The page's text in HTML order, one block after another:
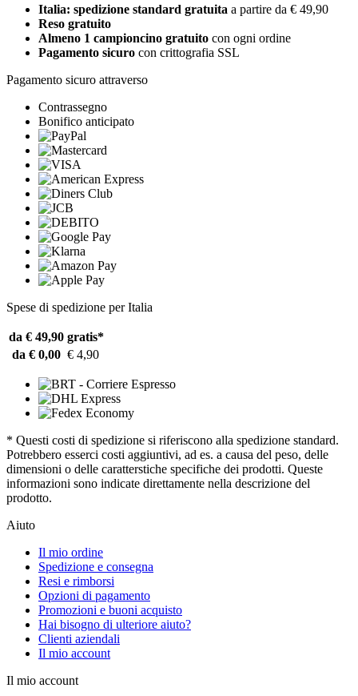
Italia: spedizione standard gratuita a partire da € 49,90
Reso gratuito
Almeno 1 campioncino gratuito con ogni ordine
Pagamento sicuro con crittografia SSL
Pagamento sicuro attraverso
Contrassegno
Bonifico anticipato
Spese di spedizione per Italia
da € 49,90 gratis*
da € 0,00 € 4,90
* Questi costi di spedizione si riferiscono alla spedizione standard.
Potrebbero esserci costi aggiuntivi, ad es. a causa del peso, delle
dimensioni o delle caratterstiche specifiche dei prodotti. Queste
informazioni sono indicate direttamente nella descrizione del
prodotto.
Aiuto
Il mio ordine
Spedizione e consegna
Resi e rimborsi
Opzioni di pagamento
Promozioni e buoni acquisto
Hai bisogno di ulteriore aiuto?
Clienti aziendali
Il mio account
Il mio account